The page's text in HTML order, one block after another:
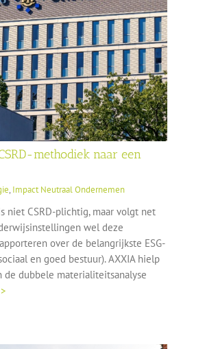
methodiek naar een
, Impact Neutraal Ondernemen
niet CSRD-plichtig, maar volgt net
wel deze
over de belangrijkste ESG-
en goed bestuur). AXXIA hielp
de dubbele materialiteitsanalyse